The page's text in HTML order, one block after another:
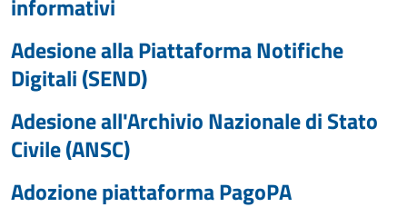
informativi
Adesione alla Piattaforma Notifiche
Digitali (SEND)
Adesione all'Archivio Nazionale di Stato
Civile (ANSC)
Adozione piattaforma PagoPA